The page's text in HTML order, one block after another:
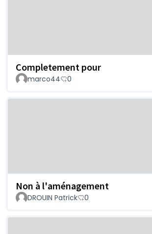
Completement pour
marco44 0
Non à l'aménagement
DROUIN Patrick 0